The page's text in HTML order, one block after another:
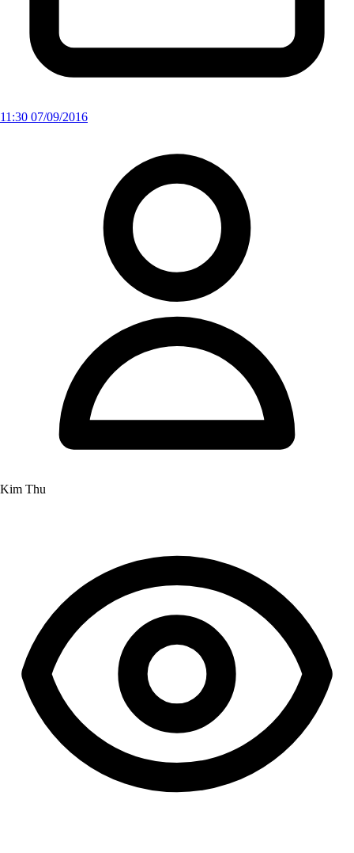
11:30 07/09/2016
Kim Thu